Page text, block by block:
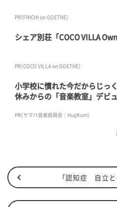
PR(FINCHI on GOETHE)
シェア別荘「COCO VILLA
PR(COCO VILLA on GOETHE)
小学校に慣れた今だからじっ
休みからの「音楽教室」デビ
PR(ヤマハ音楽振興会｜HugKum)
「認知症 自立